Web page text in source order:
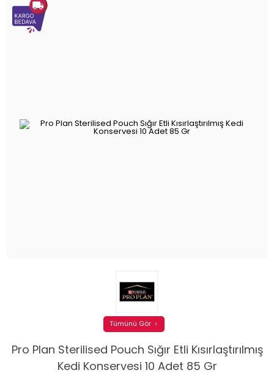
Pro Plan Sterilised Pouch Sığır Etli Kısırlaştırılmış
Kedi Konservesi 10 Adet 85 Gr
Tümünü Gör